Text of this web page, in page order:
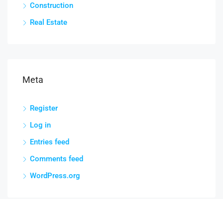
Construction
Real Estate
Meta
Register
Log in
Entries feed
Comments feed
WordPress.org